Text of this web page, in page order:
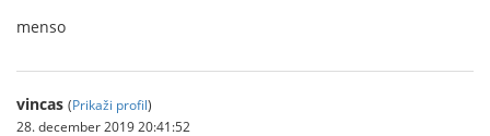
menso
vincas (Prikaži profil)
28. december 2019 20:41:52